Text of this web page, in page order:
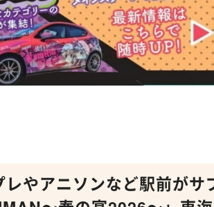
レやアニソンなど駅前がサ